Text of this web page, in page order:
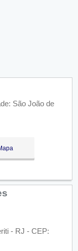
São João de
- RJ - CEP: